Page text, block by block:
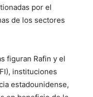
por el
de los sectores
figuran Rafin y el
instituciones
estadounidense,